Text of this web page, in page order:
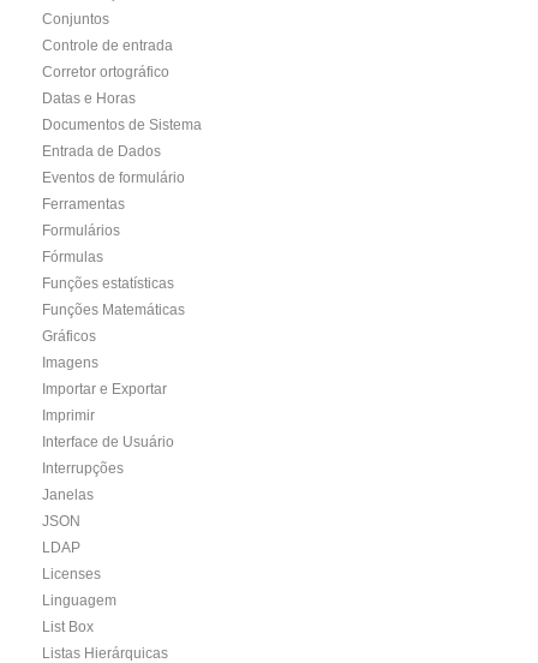
Conjuntos
Controle de entrada
Corretor ortográfico
Datas e Horas
Documentos de Sistema
Entrada de Dados
Eventos de formulário
Ferramentas
Formulários
Fórmulas
Funções estatísticas
Funções Matemáticas
Gráficos
Imagens
Importar e Exportar
Imprimir
Interface de Usuário
Interrupções
Janelas
JSON
LDAP
Licenses
Linguagem
List Box
Listas Hierárquicas